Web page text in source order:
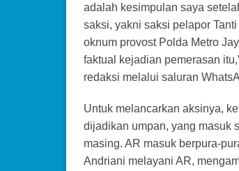
adalah kesimpulan saya
saksi, yakni saksi pelapor
oknum provost Polda Metro
faktual kejadian pemerasan
redaksi melalui saluran
Untuk melancarkan aksinya,
dijadikan umpan, yang masuk
masing. AR masuk berpura-
Andriani melayani AR,